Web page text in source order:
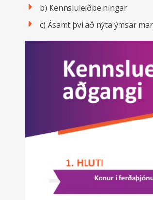
b) Kennsluleiðbeiningar
c) Ásamt því að nýta ýmsar